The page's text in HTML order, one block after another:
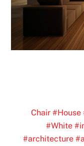
#House
#White
#architecture